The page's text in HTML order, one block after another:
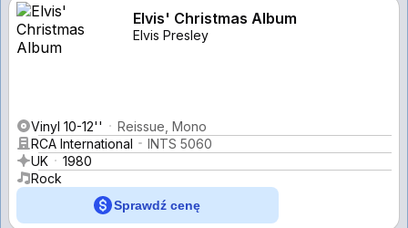
Elvis' Christmas Album
Elvis Presley
Vinyl 10-12''
Reissue, Mono
RCA International
INTS 5060
UK
1980
Rock
Sprawdź cenę